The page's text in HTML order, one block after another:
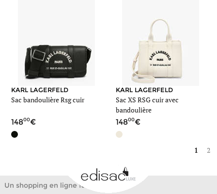
KARL LAGERFELD
Sac bandoulière Rsg cuir
14800
KARL LAGERFELD
Sac XS RSG cuir avec
bandoulière
14800
1 2
Un shopping en ligne facile